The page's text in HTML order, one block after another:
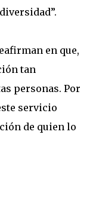
en que,
tan
personas. Por
servicio
de quien lo